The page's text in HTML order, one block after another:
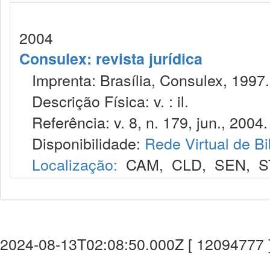
2004
Consulex: revista jurídica
Imprenta: Brasília, Consulex, 1997.
Descrição Física: v. : il.
Referência: v. 8, n. 179, jun., 2004.
Disponibilidade: Rede Virtual de
Localização: CAM, CLD, SEN,
2024-08-13T02:08:50.000Z [ 12094777